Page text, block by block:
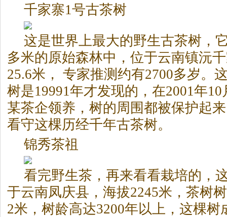
千家寨1号古茶树
这是世界上最大的野生古茶树，
多米的原始森林中，位于云南镇沅
25.6米， 专家推测约有2700多岁。
树是19991年才发现的，在2001年
某茶企领养，树的周围都被保护起
看守这棵历经千年古茶树。
锦秀茶祖
看完野生茶，再来看看栽培的，
于云南凤庆县，海拔2245米，茶树
2米，树龄高达3200年以上，这棵树